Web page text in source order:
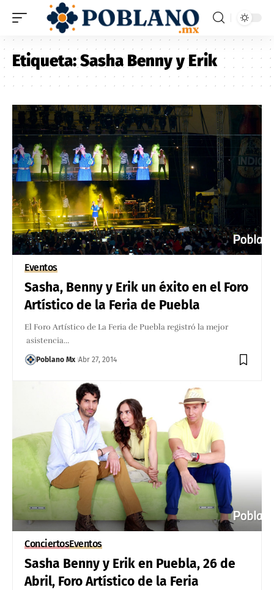
Etiqueta:Sasha Benny y Erik
Eventos
Sasha, Benny y Erik un éxito en el Foro
Artístico de la Feria de Puebla
El Foro Artístico de La Feria de Puebla registró la mejor
asistencia…
Poblano Mx Abr 27, 2014
ConciertosEventos
Sasha Benny y Erik en Puebla, 26 de
Abril, Foro Artístico de la Feria